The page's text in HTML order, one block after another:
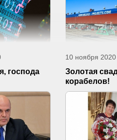
господа
10 ноября 2020
Золотая
корабелов!